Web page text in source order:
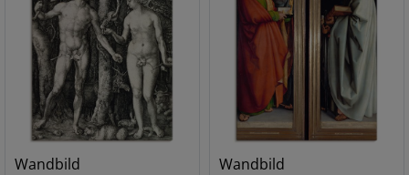
Wandbild
Wandbild